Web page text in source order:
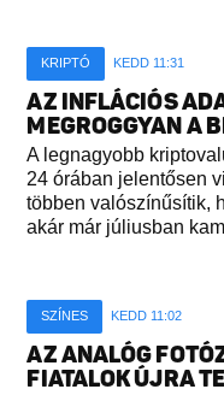
KRIPTÓ KEDD 11:31
AZ INFLÁCIÓS
MEGROGGYAN A
A legnagyobb
24 órában jelentősen
többen valószínűsítik,
akár már júliusban
SZÍNES KEDD 11:02
AZ ANALÓG
FIATALOK ÚJRA